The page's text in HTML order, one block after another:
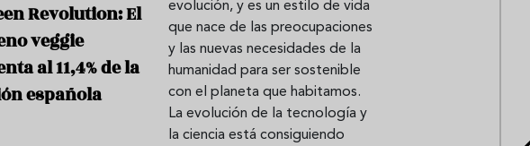
Revolution: El
veggie
al 11,4% de la
española
evolución, y es un estilo de vida
que nace de las preocupaciones
y las nuevas necesidades de la
humanidad para ser sostenible
con el planeta que habitamos.
La evolución de la tecnología y
la ciencia está consiguiendo